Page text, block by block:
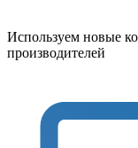
Используем новые
производителей